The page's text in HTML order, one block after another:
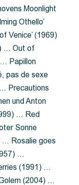
Moonlight
Othello’
Venice’ (1969)
… Out of
Papillon
pas de sexe
Precautions
und Anton
… Red
Sonne
… Rosalie goes
…
(1991) …
(2004) …